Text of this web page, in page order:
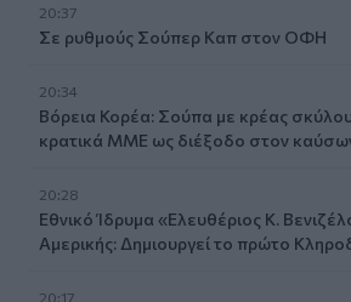
20:37
Σε ρυθμούς Σούπερ Καπ στον ΟΦΗ
20:34
Βόρεια Κορέα: Σούπα με κρέας
κρατικά ΜΜΕ ως διέξοδο στον
20:28
Εθνικό Ίδρυμα «Ελευθέριος Κ.
Αμερικής: Δημιουργεί το πρώτο
20:17